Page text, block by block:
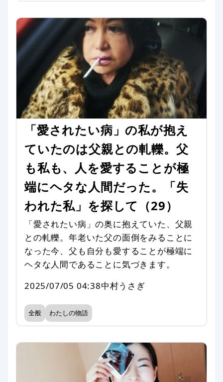
「愛されたい病」の私が抱え
ていたのは父親との軋轢。父
も私も、人を愛することが極
端にヘタな人間だった。「失
われた私」を探して（29）
「愛されたい病」の奥に抱えていた、父親
との軋轢。年老いた父の面倒をみることに
なった今、父も自分も愛することが極端に
ヘタな人間であることに気づきます。
2025/07/05 04:38中村うさぎ
全般 わたしの物語